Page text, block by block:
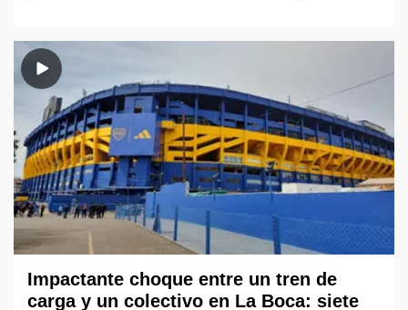
Impactante choque entre un tren de
carga y un colectivo en La Boca: siete